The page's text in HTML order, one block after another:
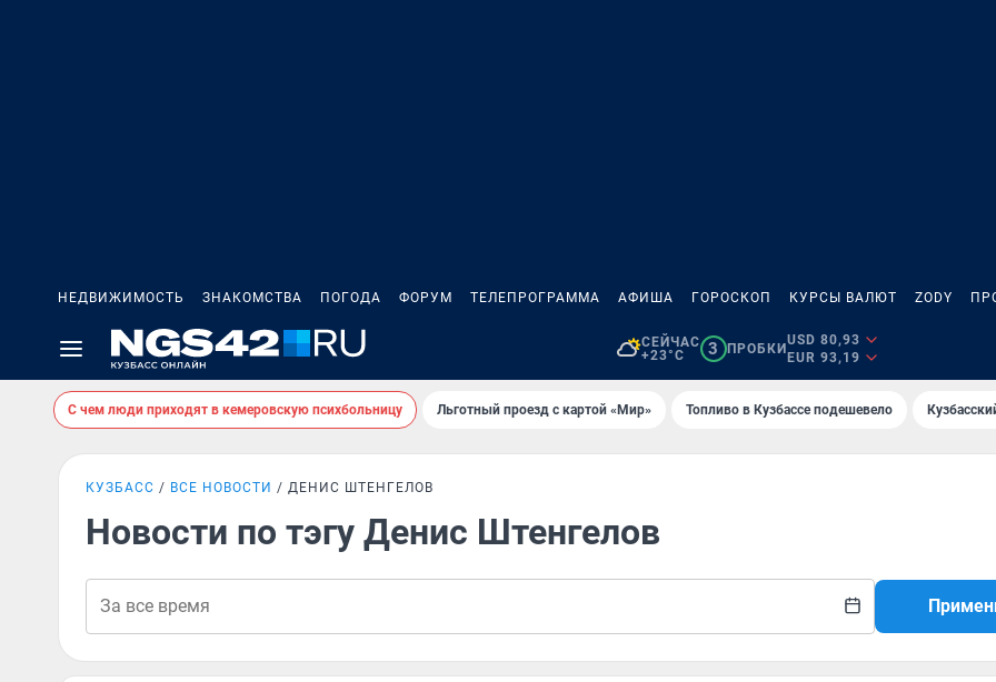
НЕДВИЖИМОСТЬ ЗНАКОМСТВА ПОГОДА ФОРУМ ТЕЛЕПРОГРАММА АФИША ГОРОСКОП КУРСЫ ВАЛЮТ ZODY
СЕЙЧАС
+23°C
3 ПРОБКИ
USD 80,93
EUR 93,19
С чем люди приходят в кемеровскую психбольницу Льготный проезд с картой «Мир» Топливо в Кузбассе подешевело
КУЗБАСС ВСЕ НОВОСТИ ДЕНИС ШТЕНГЕЛОВ
Новости по тэгу Денис Штенгелов